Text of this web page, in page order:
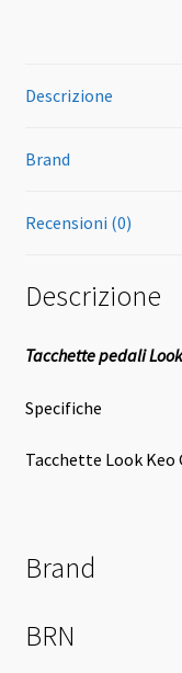
Descrizione
Brand
Recensioni (0)
Descrizione
Tacchette pedali
Specifiche
Tacchette Look
Brand
BRN